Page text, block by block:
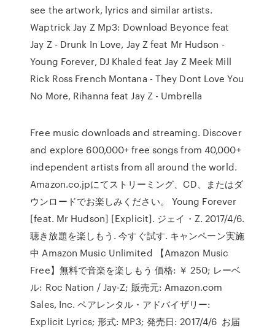
see the artwork, lyrics and similar artists.
Waptrick Jay Z Mp3: Download Beyonce feat
Jay Z - Drunk In Love, Jay Z feat Mr Hudson -
Young Forever, DJ Khaled feat Jay Z Meek Mill
Rick Ross French Montana - They Dont Love You
No More, Rihanna feat Jay Z - Umbrella
Free music downloads and streaming. Discover
and explore 600,000+ free songs from 40,000+
independent artists from all around the world.
Amazon.co.jpにてストリーミング、CD、またはダ
ウンロードでお楽しみください。 Young Forever
[feat. Mr Hudson] [Explicit]. ジェイ・Z. 2017/4/6.
聴き放題を楽しもう. 今すぐ試す. キャンペーン実施
中 Amazon Music Unlimited 【Amazon Music
Free】無料で音楽を楽しもう 価格: ￥ 250; レーベ
ル: Roc Nation / Jay-Z; 販売元: Amazon.com
Sales, Inc. ペアレンタル・アドバイザリー:
Explicit Lyrics; 形式: MP3; 発売日: 2017/4/6 お届